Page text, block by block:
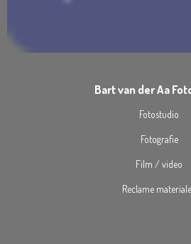
Bart van der Aa
Fotostudio
Fotografie
Film / video
Reclame